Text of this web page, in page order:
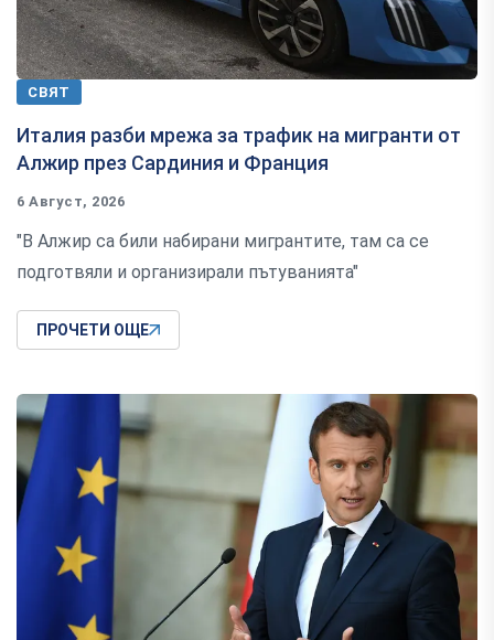
СВЯТ
Италия разби мрежа за трафик на мигранти от
Алжир през Сардиния и Франция
6 Август, 2026
"В Алжир са били набирани мигрантите, там са се
подготвяли и организирали пътуванията"
ПРОЧЕТИ ОЩЕ